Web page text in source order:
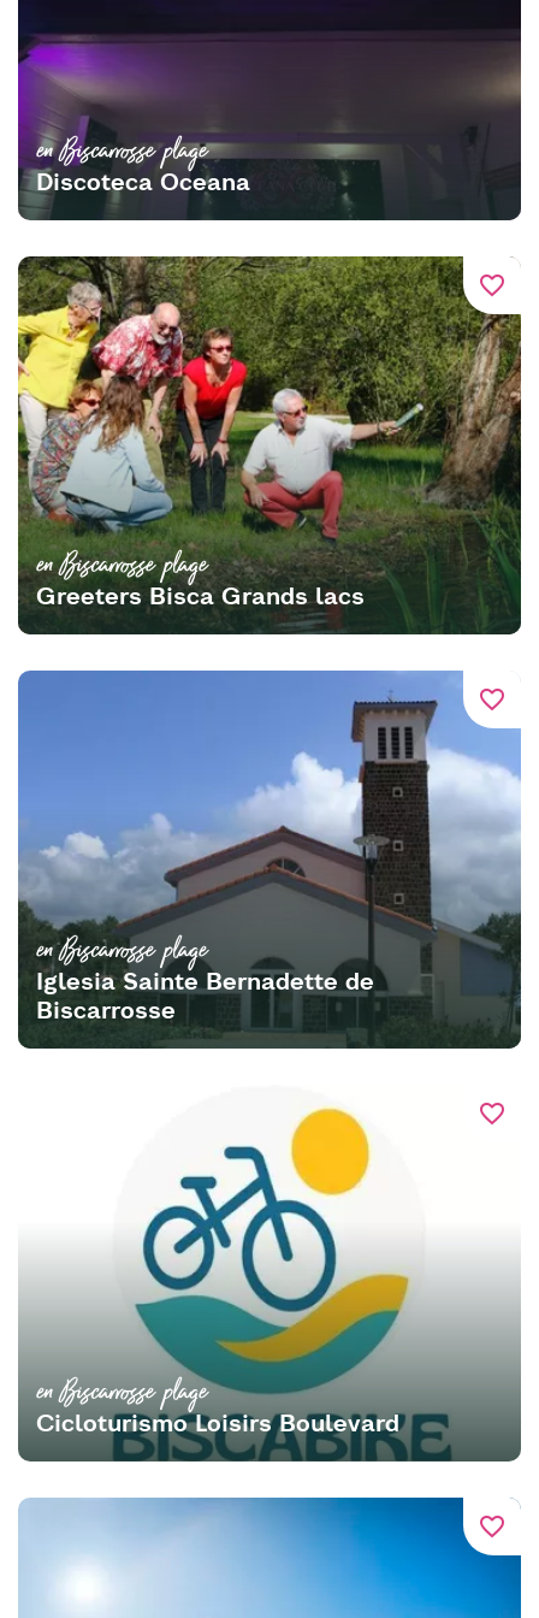
en Biscarrosse plage
Discoteca Oceana
favorite_border
en Biscarrosse plage
Greeters Bisca Grands lacs
favorite_border
en Biscarrosse plage
Iglesia Sainte Bernadette de
Biscarrosse
favorite_border
en Biscarrosse plage
Cicloturismo Loisirs Boulevard
favorite_border